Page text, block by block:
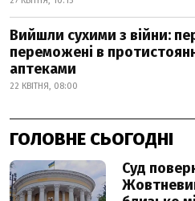
Вийшли сухими з війни:
переможені в
аптеками
22 КВІТНЯ, 08:00
ГОЛОВНЕ СЬОГОДНІ
Суд